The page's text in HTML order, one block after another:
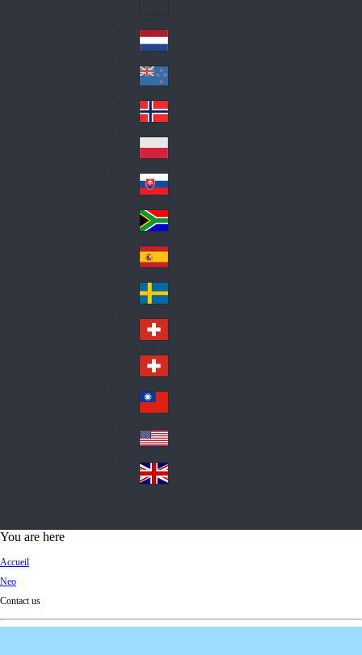
Lat
in
A
me
ric
a
Ne
the
rla
nd
s
Ne
w
Ze
ala
nd
No
rw
ay
Pol
an
d
Slo
va
kia
So
uth
Af
ric
a
Sp
ain
Sw
ed
en
Sw
itz
erl
an
d
Sw
itz
erl
an
d
wa
n
A
d
You are here
Accueil
Neo
Contact us